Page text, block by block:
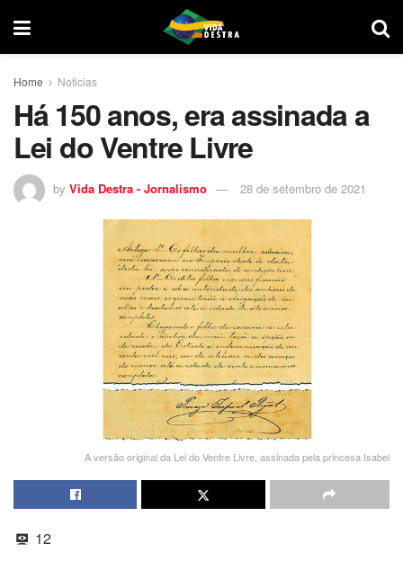
Home Noticias
Há 150 anos, era assinada a
Lei do Ventre Livre
by Vida Destra - Jornalismo 28 de setembro de 2021
A versão original da Lei do Ventre Livre, assinada pela princesa Isabel
12